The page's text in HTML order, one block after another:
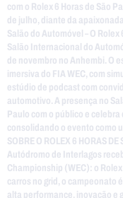
com o Rolex 6 Horas de São
de julho, diante da
Salão do Automóvel – O
Salão Internacional do
de novembro no Anhembi. O
imersiva do FIA WEC, com
estúdio de podcast com
automotivo. A presença no
Paulo com o público e
consolidando o evento como
SOBRE O ROLEX 6 HORAS
Autódromo de Interlagos
Championship (WEC): o
carros no grid, o campeonato
alta performance, inovação e